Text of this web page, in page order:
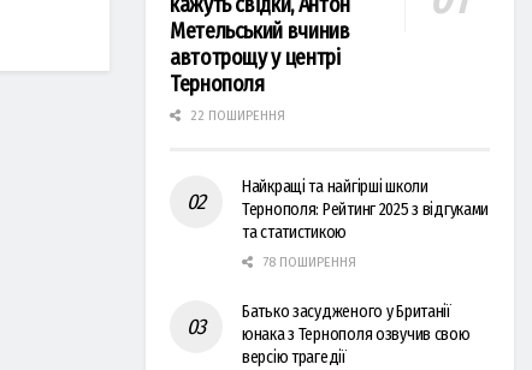
Метельський вчинив
автотрощу у центрі
Тернополя
22 ПОШИРЕННЯ
Найкращі та найгірші школи
Тернополя: Рейтинг 2025 з відгуками
та статистикою
78 ПОШИРЕННЯ
Батько засудженого у Британії
юнака з Тернополя озвучив свою
версію трагедії